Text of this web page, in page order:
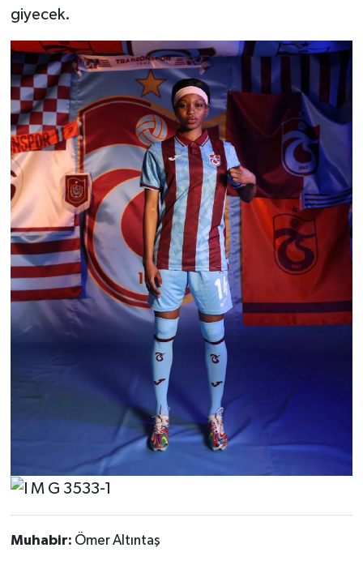
giyecek.
Muhabir: Ömer Altıntaş